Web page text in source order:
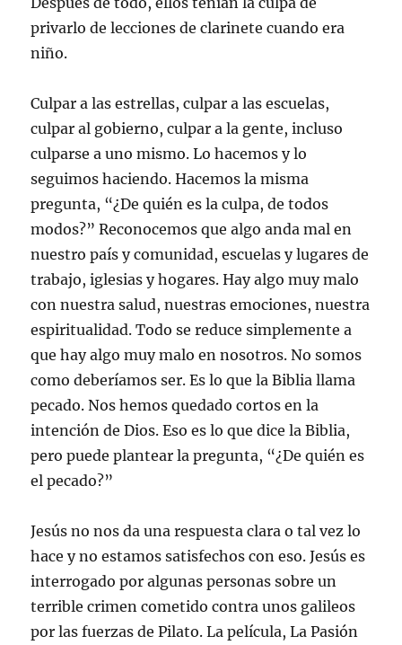
privarlo de lecciones de clarinete cuando era
niño.
Culpar a las estrellas, culpar a las escuelas,
culpar al gobierno, culpar a la gente, incluso
culparse a uno mismo. Lo hacemos y lo
seguimos haciendo. Hacemos la misma
pregunta, “¿De quién es la culpa, de todos
modos?” Reconocemos que algo anda mal en
nuestro país y comunidad, escuelas y lugares de
trabajo, iglesias y hogares. Hay algo muy malo
con nuestra salud, nuestras emociones, nuestra
espiritualidad. Todo se reduce simplemente a
que hay algo muy malo en nosotros. No somos
como deberíamos ser. Es lo que la Biblia llama
pecado. Nos hemos quedado cortos en la
intención de Dios. Eso es lo que dice la Biblia,
pero puede plantear la pregunta, “¿De quién es
el pecado?”
Jesús no nos da una respuesta clara o tal vez lo
hace y no estamos satisfechos con eso. Jesús es
interrogado por algunas personas sobre un
terrible crimen cometido contra unos galileos
por las fuerzas de Pilato. La película, La Pasión